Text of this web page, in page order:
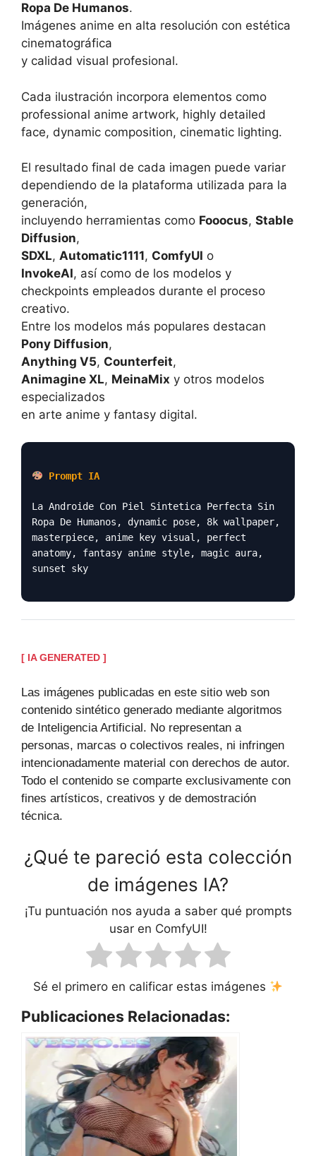
Ropa De Humanos.
Imágenes anime en alta resolución con estética
cinematográfica
y calidad visual profesional.
Cada ilustración incorpora elementos como
professional anime artwork, highly detailed
face, dynamic composition, cinematic lighting.
El resultado final de cada imagen puede variar
dependiendo de la plataforma utilizada para la
generación,
incluyendo herramientas como Fooocus, Stable
Diffusion,
SDXL, Automatic1111, ComfyUI o
InvokeAI, así como de los modelos y
checkpoints empleados durante el proceso
creativo.
Entre los modelos más populares destacan
Pony Diffusion,
Anything V5, Counterfeit,
Animagine XL, MeinaMix y otros modelos
especializados
en arte anime y fantasy digital.
Prompt IA
La Androide Con Piel Sintetica Perfecta Sin
Ropa De Humanos, dynamic pose, 8k wallpaper,
masterpiece, anime key visual, perfect
anatomy, fantasy anime style, magic aura,
sunset sky
[ IA GENERATED ]
Las imágenes publicadas en este sitio web son
contenido sintético generado mediante algoritmos
de Inteligencia Artificial. No representan a
personas, marcas o colectivos reales, ni infringen
intencionadamente material con derechos de autor.
Todo el contenido se comparte exclusivamente con
fines artísticos, creativos y de demostración
técnica.
¿Qué te pareció esta colección
de imágenes IA?
¡Tu puntuación nos ayuda a saber qué prompts
usar en ComfyUI!
Sé el primero en calificar estas imágenes
Publicaciones Relacionadas: